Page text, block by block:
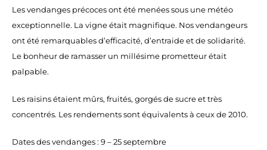
Les vendanges précoces ont été menées sous une météo
exceptionnelle. La vigne était magnifique. Nos vendangeurs
ont été remarquables d’efficacité, d’entraide et de solidarité.
Le bonheur de ramasser un millésime prometteur était
palpable.
Les raisins étaient mûrs, fruités, gorgés de sucre et très
concentrés. Les rendements sont équivalents à ceux de 2010.
Dates des vendanges : 9 – 25 septembre